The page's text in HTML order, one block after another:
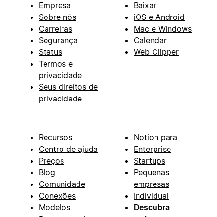
Empresa
Sobre nós
Carreiras
Segurança
Status
Termos e
privacidade
Seus direitos de
privacidade
Baixar
iOS e Android
Mac e Windows
Calendar
Web Clipper
Recursos
Centro de ajuda
Preços
Blog
Comunidade
Conexões
Modelos
Notion para
Enterprise
Startups
Pequenas
empresas
Individual
Descubra